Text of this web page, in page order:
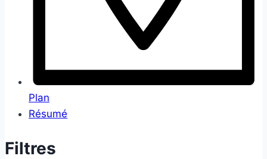
Plan
Résumé
Filtres